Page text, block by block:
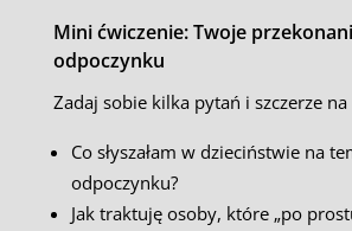
Mini ćwiczenie: Twoje
odpoczynku
Zadaj sobie kilka pytań i szczerze
Co słyszałam w dzieciństwie na
odpoczynku?
Jak traktuję osoby, które „po